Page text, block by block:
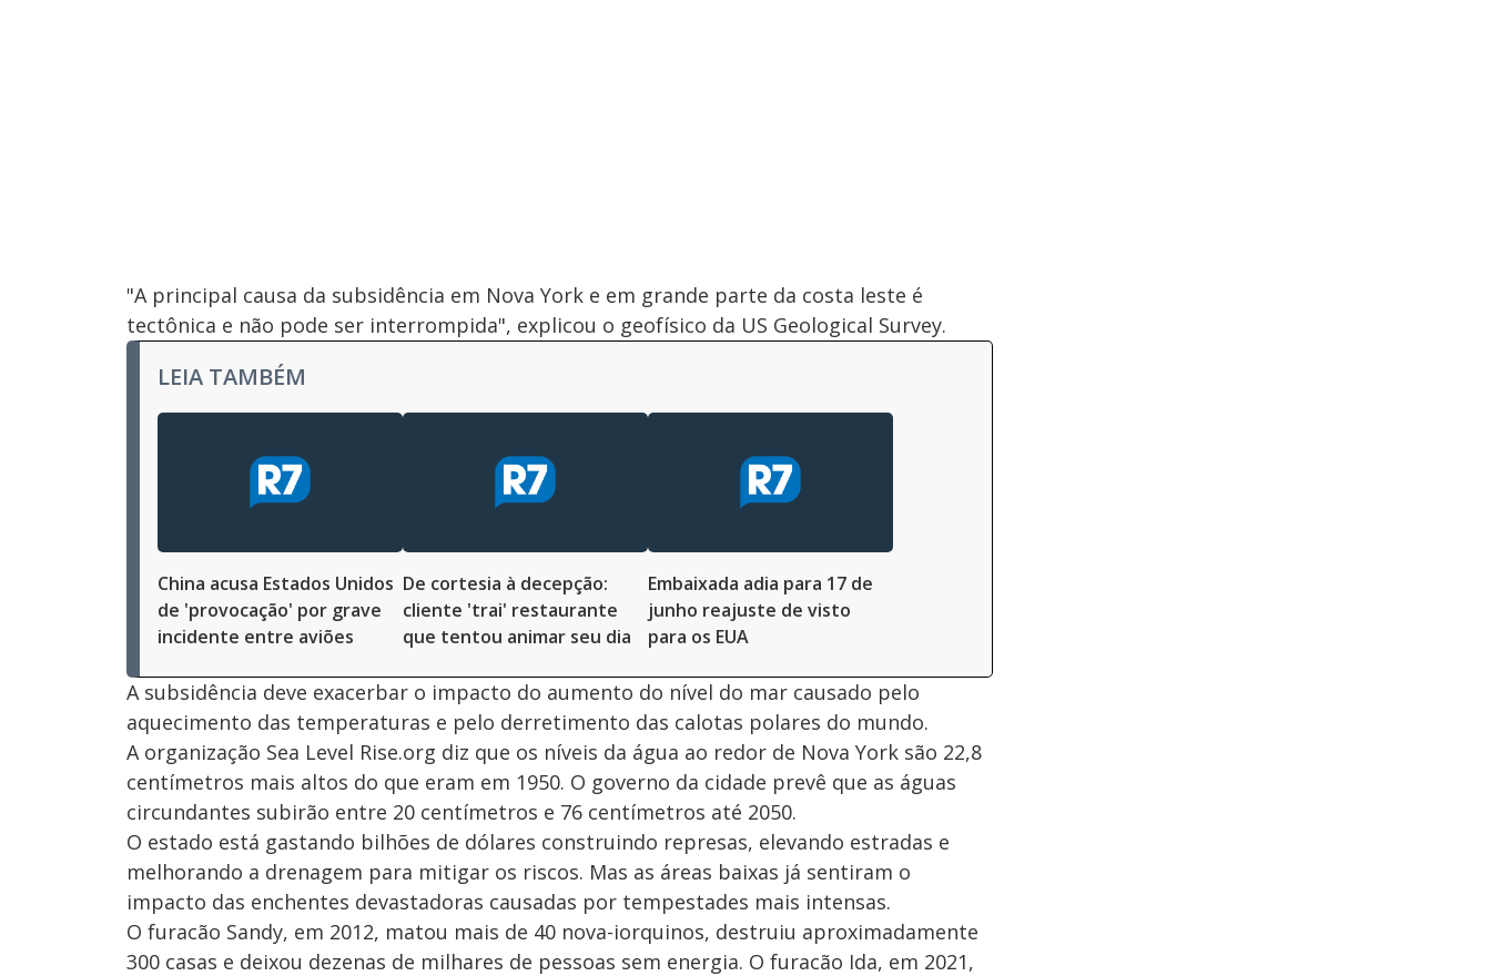
"A principal causa da subsidência em Nova York e em grande parte da costa leste é
tectônica e não pode ser interrompida", explicou o geofísico da US Geological Survey.
LEIA TAMBÉM
China acusa Estados Unidos
de 'provocação' por grave
incidente entre aviões
De cortesia à decepção:
cliente 'trai' restaurante
que tentou animar seu dia
Embaixada adia para 17 de
junho reajuste de visto
para os EUA
A subsidência deve exacerbar o impacto do aumento do nível do mar causado pelo
aquecimento das temperaturas e pelo derretimento das calotas polares do mundo.
A organização Sea Level Rise.org diz que os níveis da água ao redor de Nova York são 22,8
centímetros mais altos do que eram em 1950. O governo da cidade prevê que as águas
circundantes subirão entre 20 centímetros e 76 centímetros até 2050.
O estado está gastando bilhões de dólares construindo represas, elevando estradas e
melhorando a drenagem para mitigar os riscos. Mas as áreas baixas já sentiram o
impacto das enchentes devastadoras causadas por tempestades mais intensas.
O furacão Sandy, em 2012, matou mais de 40 nova-iorquinos, destruiu aproximadamente
300 casas e deixou dezenas de milhares de pessoas sem energia. O furacão Ida, em 2021,